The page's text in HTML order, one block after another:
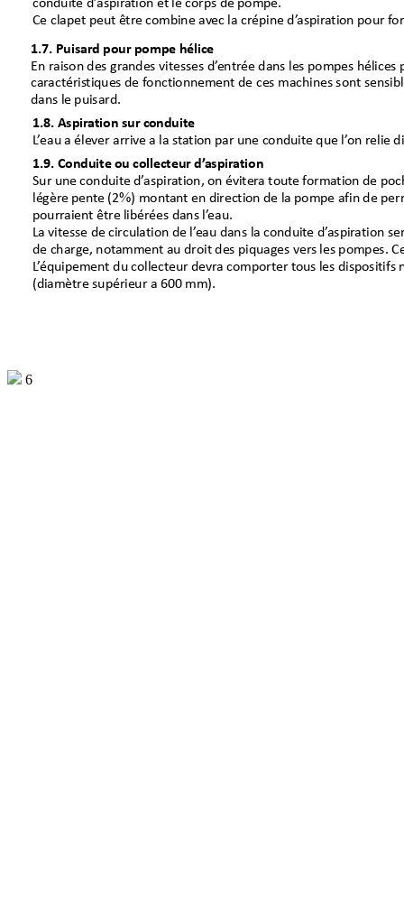
conduite d’aspiration et le corps de pompe.
Ce clapet peut être combine avec la crépine d’aspiration pour f
1.7.Puisardpourpompehélice
Enraisondesgrandesvitessesd’entréedanslespompeshélices
caractéristiquesdefonctionnementde cesmachinessontsensibl
danslepuisard.
1.8.Aspirationsurconduite
L’eauaéleverarrivealastationparuneconduitequel’onre
1.9.Conduiteoucollecteurd’aspiration
Suruneconduited’aspiration,onéviteratouteformationde po
légère pente(2) montantendirectiondelapompeafinde
pourraientêtrelibéréesdansl’eau.
Lavitessedecirculationdel’eaudans laconduite d’aspiratio
decharge,notammentaudroitdespiquagesver
L’équipementducollecteurdevracomportertouslesdispositifs
(diamètresupérieura600mm).
6